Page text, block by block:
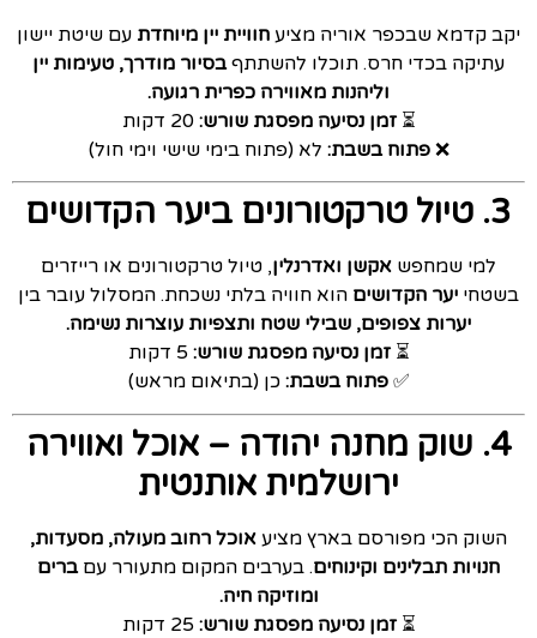
יקב קדמא שבכפר אוריה מציע חוויית יין מיוחדת עם שיטת יישון
עתיקה בכדי חרס. תוכלו להשתתףבסיור מודרך, טעימות יין
וליהנות מאווירה כפרית רגועה.
⏳זמן נסיעה מפסגת שורש: 20 דקות
❌פתוח בשבת: לא (פתוח בימי שישי וימי חול)
3. טיול טרקטורונים ביער הקדושים
למי שמחפש אקשן ואדרנלין, טיול טרקטורונים או רייזרים
בשטחי יער הקדושים הוא חוויה בלתי נשכחת. המסלול עובר בין
יערות צפופים, שבילי שטח ותצפיות עוצרות נשימה.
⏳זמן נסיעה מפסגת שורש: 5 דקות
✅פתוח בשבת: כן (בתיאום מראש)
4. שוק מחנה יהודה – אוכל ואווירה
ירושלמית אותנטית
השוק הכי מפורסם בארץ מציע אוכל רחוב מעולה, מסעדות,
חנויות תבלינים וקינוחים. בערבים המקום מתעורר עםברים
ומוזיקה חיה.
⏳זמן נסיעה מפסגת שורש: 25 דקות